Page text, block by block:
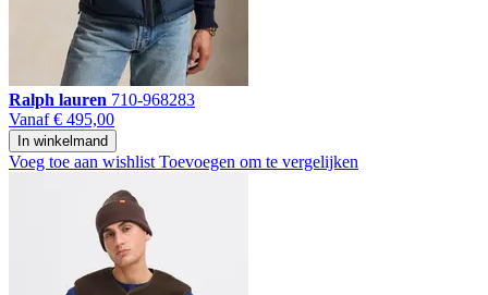
Ralph lauren 710-968283
Vanaf € 495,00
In winkelmand
Voeg toe aan wishlist Toevoegen om te vergelijken